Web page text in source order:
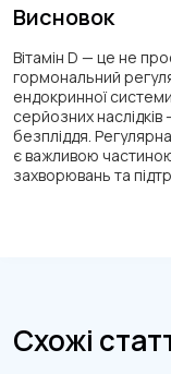
Висновок
Вітамін D — це не
гормональний
ендокринної
серйозних
безпліддя. Регулярна
є важливою
захворювань та
Схожі